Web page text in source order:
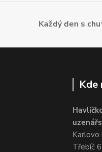
Každý den s
Kde
Karlovo
Třebíč